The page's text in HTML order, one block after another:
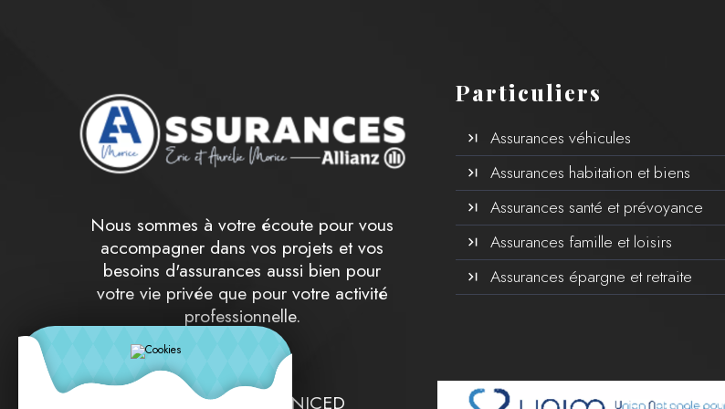
Nous sommes à votre écoute pour vous
accompagner dans vos projets et vos
besoins d'assurances aussi bien pour
votre vie privée que pour votre activité
professionnelle.
Particuliers
Assurances véhicules
Assurances habitation et biens
Assurances santé et prévoyance
Assurances famille et loisirs
Assurances épargne et retraite
spécialistes UNIM UNICED